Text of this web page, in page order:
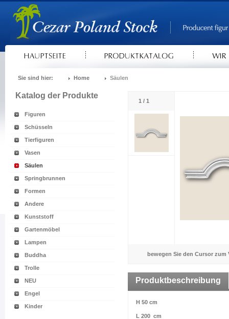
Sie sind hier: Home Säulen
Katalog der Produkte
Figuren
Schüsseln
Tierfiguren
Vasen
Säulen
Springbrunnen
Formen
Andere
Kunststoff
Gartenmöbel
Lampen
Buddha
Trolle
NEU
Engel
Kinder
1 / 1
bewegen Sie den Cursor zum
Produktbeschreibung
H 50 cm
L 200 cm